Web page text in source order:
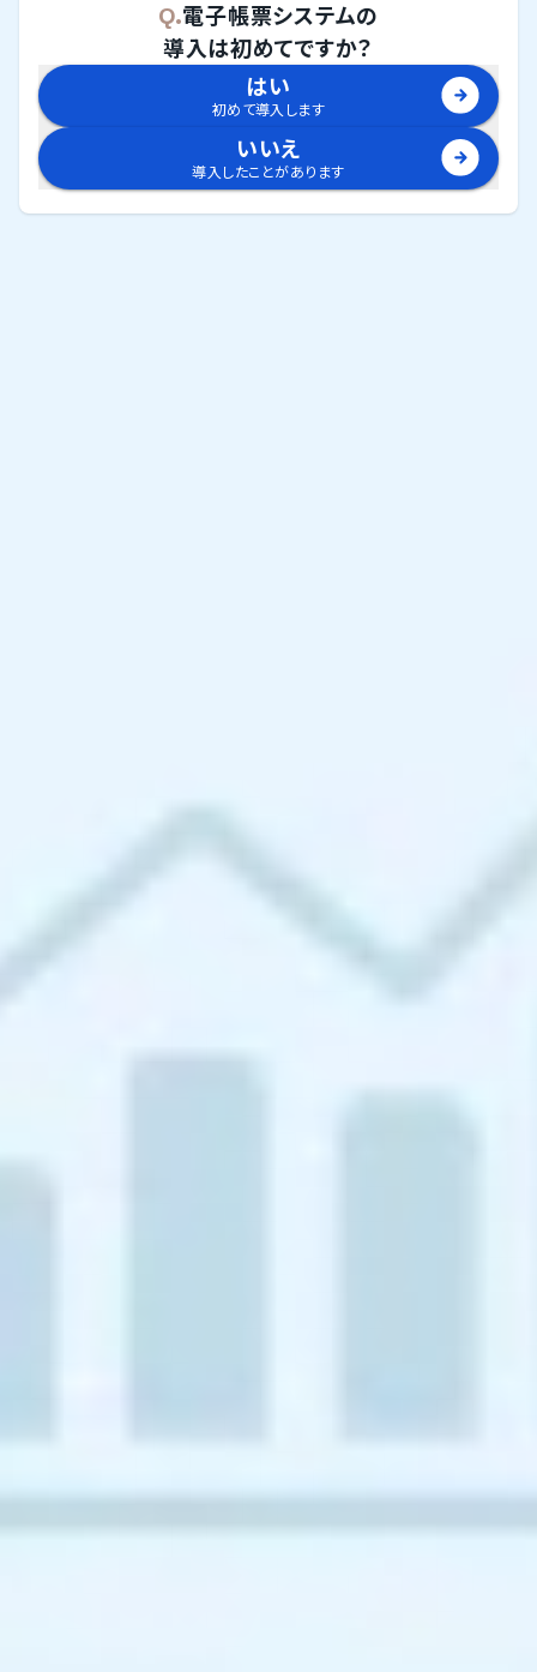
Q.電子帳票システムの
導入は初めてですか？
はい
初めて導入します
いいえ
導入したことがあります